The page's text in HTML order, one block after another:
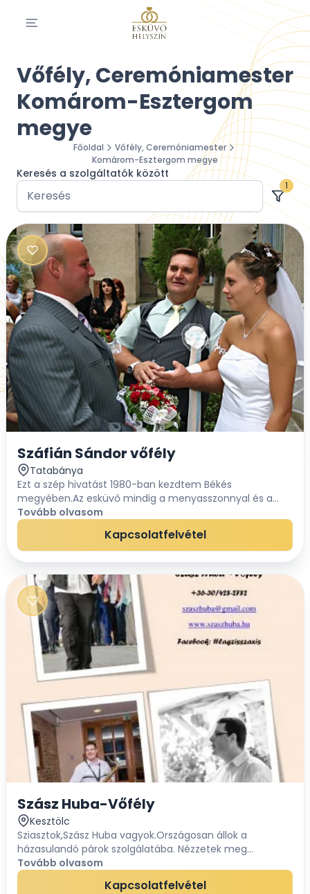
Vőfély, Ceremóniamester
Komárom-Esztergom
megye
Főoldal
Vőfély, Ceremóniamester
Komárom-Esztergom megye
Keresés a szolgáltatók között
1
Száfián Sándor vőfély
Tatabánya
Ezt a szép hivatást 1980-ban kezdtem Békés
megyében.Az esküvő mindig a menyasszonnyal és a
vőlegénnyel megbeszélt forgatókönyv szerint történik,
arra a hagyományos alapra amit én nyújtok.Azt vallo...
Tovább olvasom
Kapcsolatfelvétel
Szász Huba-Vőfély
Kesztölc
Sziasztok,Szász Huba vagyok.Országosan állok a
házasulandó párok szolgálatába. Nézzetek meg
weboldalam és várom megkeresésetek. Hangszeres
vőfély ...
Tovább olvasom
Kapcsolatfelvétel